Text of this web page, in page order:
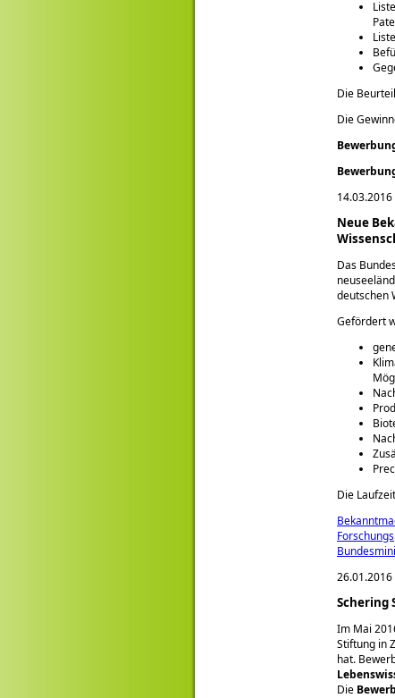
Die
Die
14.03.2016
Neue
Das
deutschen
Gefördert
Die
26.01.2016
Schering
Im Mai
Stiftung in
hat.
Die